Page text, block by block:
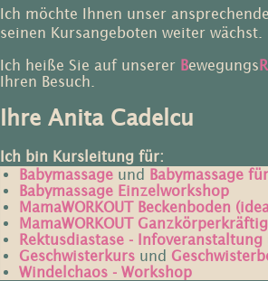
Ich möchte Ihnen unser
seinen Kursangeboten weiter wächst.
Ich heiße Sie auf unserer BewegungsR
Ihren Besuch.
Ihre Anita Cadelcu
Ich bin Kursleitung für:
Babymassage und Babymassage
Babymassage Einzelworkshop
MamaWORKOUT Beckenboden
MamaWORKOUT
Rektusdiastase - Infoveranstaltung
Geschwisterkurs und
Windelchaos - Workshop